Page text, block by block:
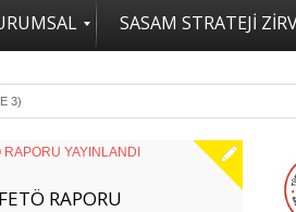
SASAM STRATEJİ
3)
RAPORU